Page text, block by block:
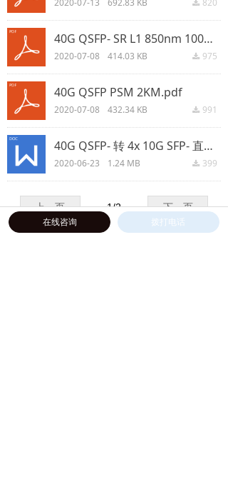
끂 820
2020-07-13 692.83 KB
40G QSFP- SR L1 850nm 100M.pdf
끂 975
2020-07-08 414.03 KB
40G QSFP PSM 2KM.pdf
끂 991
2020-07-08 432.34 KB
40G QSFP- 转 4x 10G SFP- 直连高速线缆.doc
끂 399
2020-06-23 1.24 MB
上一页 下一页
1/2
在线咨询 拨打电话